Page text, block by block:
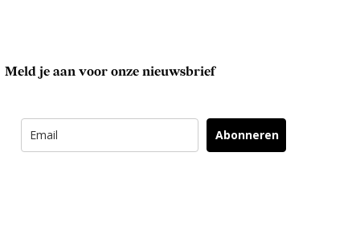
Meld je aan voor onze nieuwsbrief
Abonneren